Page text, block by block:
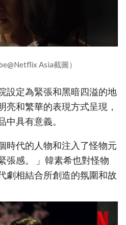
Asia截圖）
設定為緊張和黑暗四溢的地
亮和繁華的表現方式呈現，
中具有意義。
時代的人物和注入了怪物元
張感。 」韓素希也對怪物
劇相結合所創造的氛圍和故